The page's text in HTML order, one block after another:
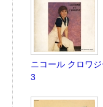
ニコール クロワ
3